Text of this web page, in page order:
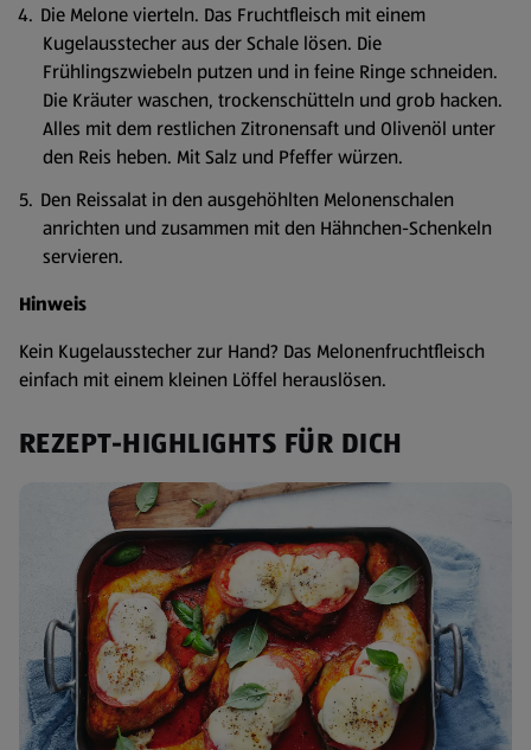
Die Melone vierteln. Das Fruchtfleisch mit einem
Kugelausstecher aus der Schale lösen. Die
Frühlingszwiebeln putzen und in feine Ringe schneiden.
Die Kräuter waschen, trockenschütteln und grob hacken.
Alles mit dem restlichen Zitronensaft und Olivenöl unter
den Reis heben. Mit Salz und Pfeffer würzen.
Den Reissalat in den ausgehöhlten Melonenschalen
anrichten und zusammen mit den Hähnchen-Schenkeln
servieren.
Hinweis
Kein Kugelausstecher zur Hand? Das Melonenfruchtfleisch
einfach mit einem kleinen Löffel herauslösen.
REZEPT-HIGHLIGHTS FÜR DICH